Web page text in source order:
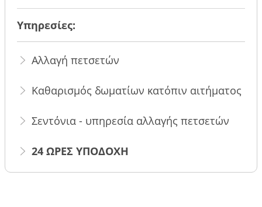
Υπηρεσίες:
Αλλαγή πετσετών
Καθαρισμός δωματίων κατόπιν αιτήματος
Σεντόνια - υπηρεσία αλλαγής πετσετών
24 ΩΡΕΣ ΥΠΟΔΟΧΗ